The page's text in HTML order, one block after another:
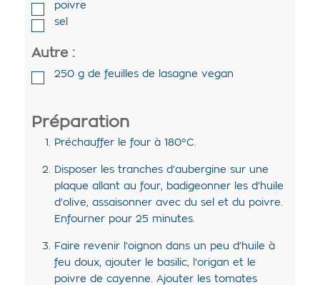
poivre
sel
Autre :
250 g de feuilles de lasagne vegan
Préparation
Préchauffer le four à 180°C.
Disposer les tranches d’aubergine sur une
plaque allant au four, badigeonner les d’huile
d’olive, assaisonner avec du sel et du poivre.
Enfourner pour 25 minutes.
Faire revenir l’oignon dans un peu d’huile à
feu doux, ajouter le basilic, l’origan et le
poivre de cayenne. Ajouter les tomates